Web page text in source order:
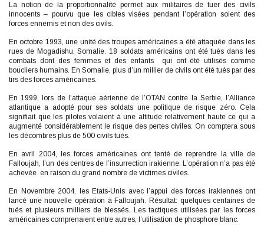
La notion de la proportionnalité permet aux militaires de tuer des civils
innocents – pourvu que les cibles visées pendant l’opération soient des
forces ennemis et non des civils.
En octobre 1993, une unité des troupes américaines a été attaquée dans les
rues de Mogadishu, Somalie. 18 soldats américains ont été tués dans les
combats dont des femmes et des enfants qui ont été utilisés comme
boucliers humains. En Somalie, plus d’un millier de civils ont été tués par des
tirs des forces américaines.
En 1999, lors de l’attaque aérienne de l’OTAN contre la Serbie, l’Alliance
atlantique a adopté pour ses soldats une politique de risque zéro. Cela
signifiait que les pilotes volaient à une altitude relativement haute ce qui a
augmenté considérablement le risque des pertes civiles. On comptera sous
les décombres plus de 500 civils tués.
En avril 2004, les forces américaines ont tenté de reprendre la ville de
Falloujah, l’un des centres de l’insurrection irakienne. L’opération n’a pas été
achevée en raison du grand nombre de victimes civiles.
En Novembre 2004, les Etats-Unis avec l’appui des forces irakiennes ont
lancé une nouvelle opération à Falloujah. Résultat: quelques centaines de
tués et plusieurs milliers de blessés. Les tactiques utilisées par les forces
américaines comprenaient entre autres, l’utilisation de phosphore blanc.